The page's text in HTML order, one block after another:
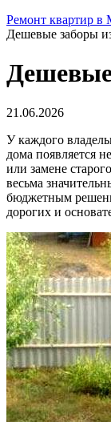
Ремонт квартир в
Дешевые заборы
21.06.2026
У каждого
дома появляется
или замене
весьма
бюджетным
дорогих и